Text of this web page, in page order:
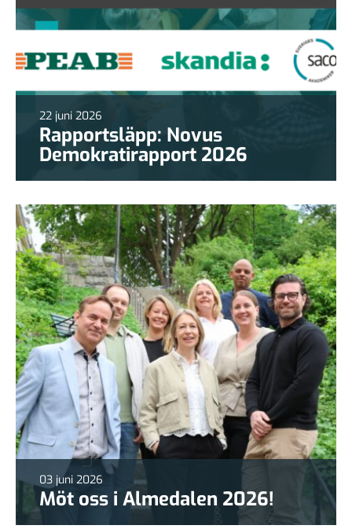
22 juni 2026
Rapportsläpp: Novus
Demokratirapport 2026
03 juni 2026
Möt oss i Almedalen 2026!